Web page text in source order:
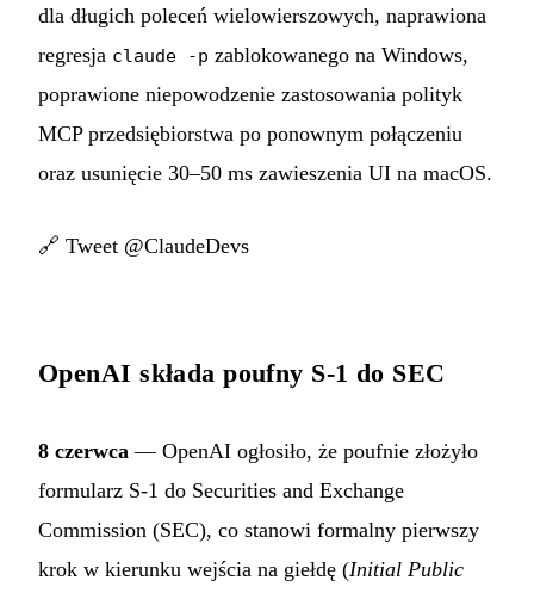
dla długich poleceń wielowierszowych, naprawiona
regresja claude -p zablokowanego na Windows,
poprawione niepowodzenie zastosowania polityk
MCP przedsiębiorstwa po ponownym połączeniu
oraz usunięcie 30–50 ms zawieszenia UI na macOS.
🔗 Tweet @ClaudeDevs
OpenAI składa poufny S-1 do SEC
8 czerwca — OpenAI ogłosiło, że poufnie złożyło
formularz S-1 do Securities and Exchange
Commission (SEC), co stanowi formalny pierwszy
krok w kierunku wejścia na giełdę (Initial Public